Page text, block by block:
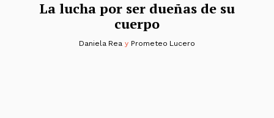
La lucha por ser dueñas de su
cuerpo
Daniela Rea y Prometeo Lucero